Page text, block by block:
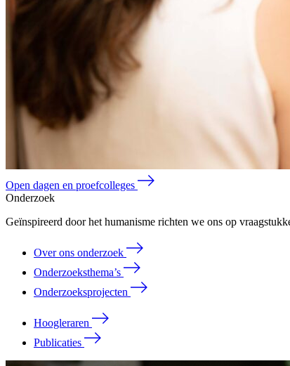
Open dagen en proefcolleges
Onderzoek
Geïnspireerd door het humanisme richten we ons op
Over ons onderzoek
Onderzoeksthema’s
Onderzoeksprojecten
Hoogleraren
Publicaties